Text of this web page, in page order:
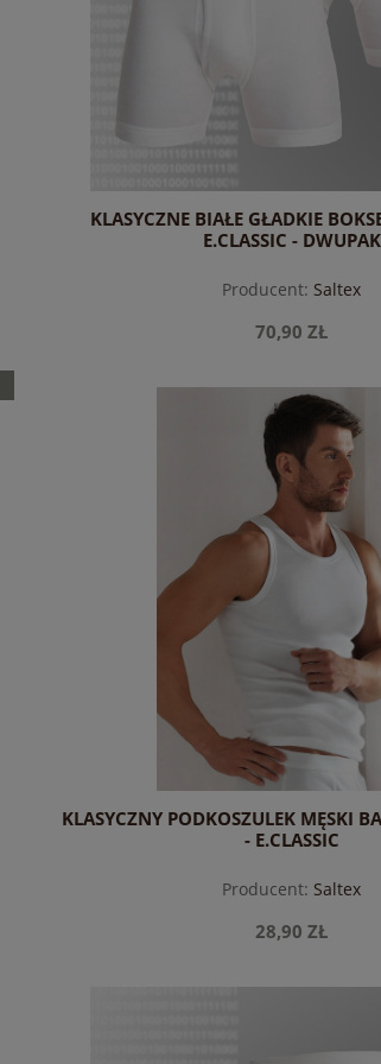
KLASYCZNE BIAŁE GŁADKIE
E.CLASSIC - DWUPAK
Producent: Saltex
70,90 ZŁ
do koszyka
KLASYCZNY PODKOSZULEK MĘSKI
- E.CLASSIC
Producent: Saltex
28,90 ZŁ